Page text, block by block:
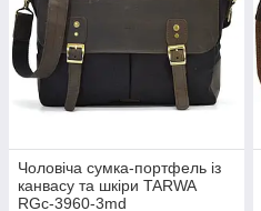
Чоловіча сумка-портфель із
канвасу та шкіри TARWA
RGc-3960-3md